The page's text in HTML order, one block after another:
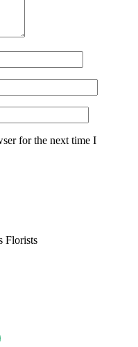
for the next time I
Florists